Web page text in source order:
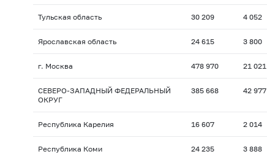
Тульская область 30 209 4 052
Ярославская область 24 615 3 800
г. Москва 478 970 21 021
СЕВЕРО-ЗАПАДНЫЙ ФЕДЕРАЛЬНЫЙ
ОКРУГ
385 668 42 977
Республика Карелия 16 607 2 014
Республика Коми 24 235 3 888